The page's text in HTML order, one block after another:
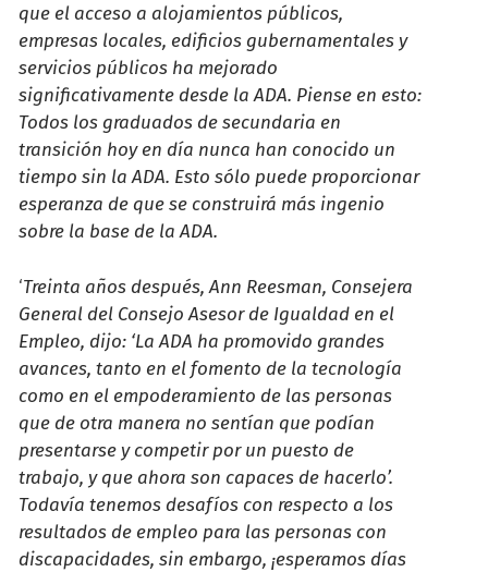
que el acceso a alojamientos públicos,
empresas locales, edificios gubernamentales y
servicios públicos ha mejorado
significativamente desde la ADA. Piense en esto:
Todos los graduados de secundaria en
transición hoy en día nunca han conocido un
tiempo sin la ADA. Esto sólo puede proporcionar
esperanza de que se construirá más ingenio
sobre la base de la ADA.
‘Treinta años después, Ann Reesman, Consejera
General del Consejo Asesor de Igualdad en el
Empleo, dijo: ‘La ADA ha promovido grandes
avances, tanto en el fomento de la tecnología
como en el empoderamiento de las personas
que de otra manera no sentían que podían
presentarse y competir por un puesto de
trabajo, y que ahora son capaces de hacerlo’.
Todavía tenemos desafíos con respecto a los
resultados de empleo para las personas con
discapacidades, sin embargo, ¡esperamos días